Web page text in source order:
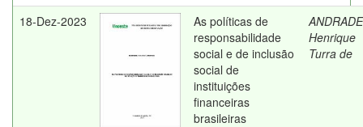
18-Dez-2023
As políticas de
responsabilidade
social e de inclusão
social de
instituições
financeiras
brasileiras
Henrique
Turra de